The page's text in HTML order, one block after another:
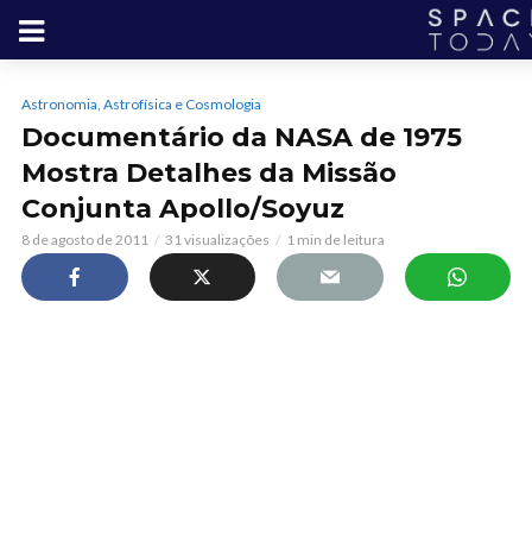
Astronomia, Astrofísica e Cosmologia
Documentário da NASA de 1975
Mostra Detalhes da Missão
Conjunta Apollo/Soyuz
8 de agosto de 2011 31 visualizações 1 min de leitura